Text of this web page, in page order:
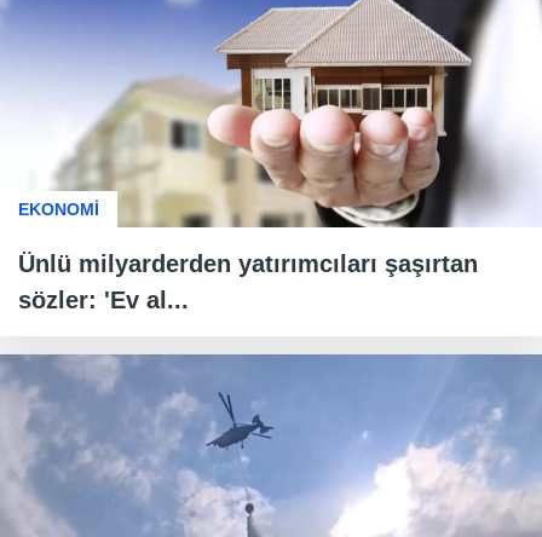
EKONOMİ
Ünlü milyarderden yatırımcıları şaşırtan
sözler: 'Ev al...